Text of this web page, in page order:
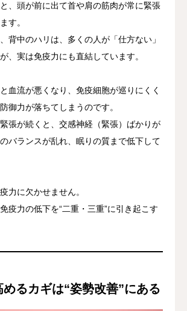
、頭が前に出て首や肩の筋肉が常に緊張
す。
背中のハリは、多くの人が「仕方ない」
、実は免疫力にも直結しています。
血流が悪くなり、免疫細胞が巡りにくく
御力が落ちてしまうのです。
張が続くと、交感神経（緊張）ばかりが
バランスが乱れ、眠りの質まで低下して
力に欠かせません。
疫力の低下を“二重・三重”に引き起こす
るカギは“姿勢改善”にある